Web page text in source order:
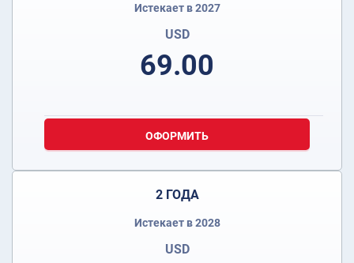
Истекает в 2027
USD
69.00
ОФОРМИТЬ
2 ГОДА
Истекает в 2028
USD